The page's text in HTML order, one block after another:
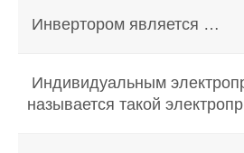
Инвертором является …
Индивидуальным
называется такой